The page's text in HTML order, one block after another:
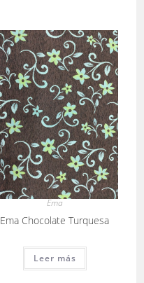
Ema
Ema Chocolate Turquesa
Leer más